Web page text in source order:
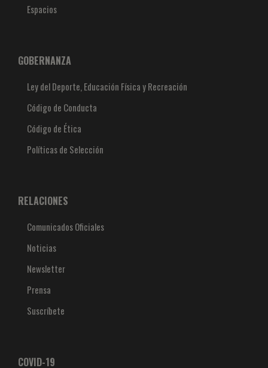
Espacios
GOBERNANZA
Ley del Deporte, Educación Física y Recreación
Código de Conducta
Código de Ética
Políticas de Selección
RELACIONES
Comunicados Oficiales
Noticias
Newsletter
Prensa
Suscríbete
COVID-19